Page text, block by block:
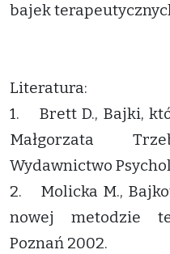
bajek
Literatura:
1. Brett D., Bajki,
Małgorzata
Wydawnictwo
2. Molicka M.,
nowej metodzie
Poznań 2002.